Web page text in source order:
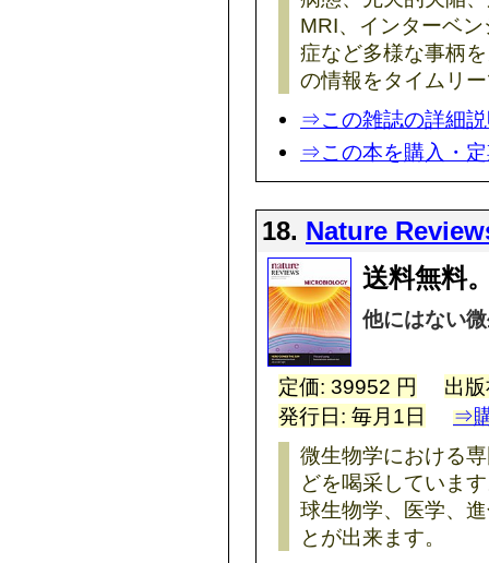
MRI、インターベ
症など多様な事柄
の情報をタイムリ
⇒この雑誌の詳細
⇒この本を購入・
18. Nature
送料無料
他にはない
定価: 39952 円
出
発行日: 毎月1日
⇒
微生物学における
どを喝采していま
球生物学、医学、
とが出来ます。